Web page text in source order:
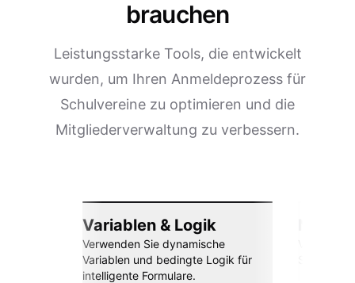
brauchen
Leistungsstarke Tools, die entwickelt
wurden, um Ihren Anmeldeprozess für
Schulvereine zu optimieren und die
Mitgliederverwaltung zu verbessern.
Variablen & Logik
Verwenden Sie dynamische
Variablen und bedingte Logik für
intelligente Formulare.